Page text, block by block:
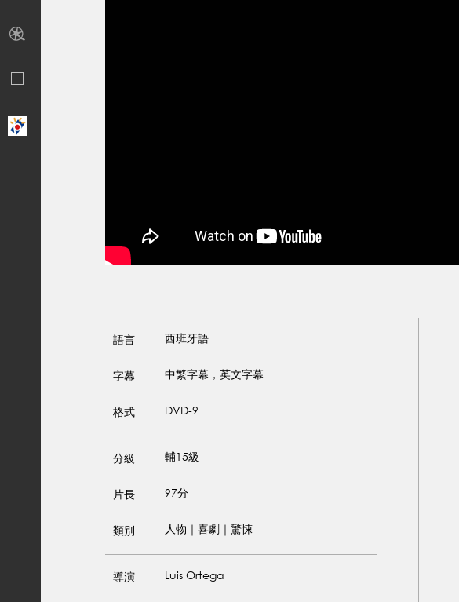
語言 西班牙語
字幕 中繁字幕，英文字幕
格式 DVD-9
分級 輔15級
片長 97分
類別 人物｜喜劇｜驚悚
導演 Luis Ortega